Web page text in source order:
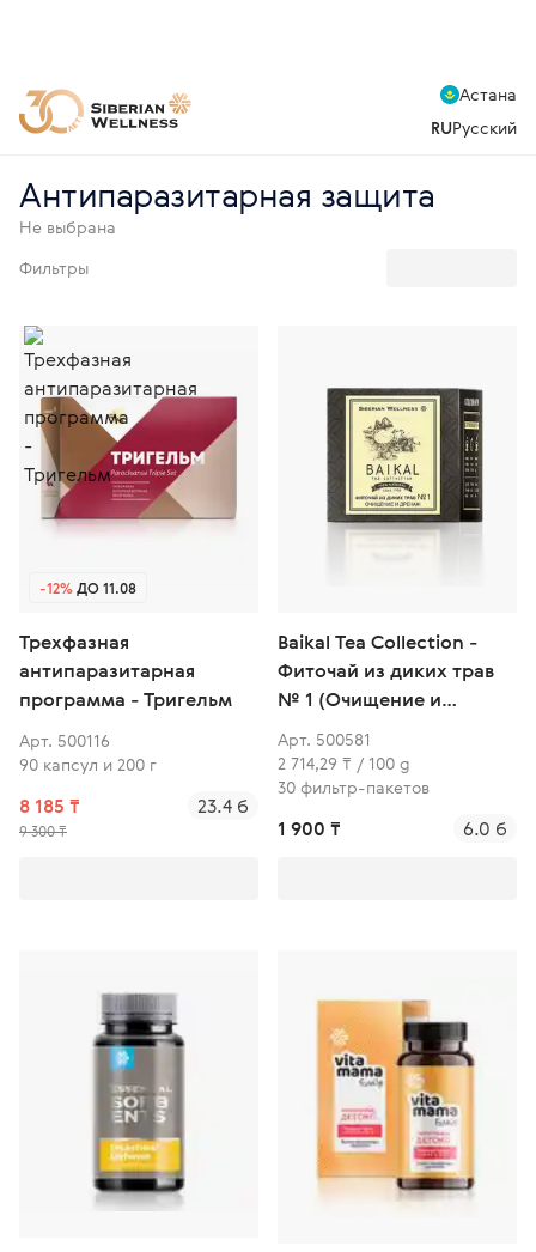
Астана
RUРусский
Антипаразитарная защита
Не выбрана
Фильтры
-12%ДО 11.08
Трехфазная
антипаразитарная
программа - Тригельм
Арт. 500116
90 капсул и 200 г
8 185 ₸
9 300 ₸
23.4 б
Baikal Tea Collection -
Фиточай из диких трав
№ 1 (Очищение и
дренаж)
Арт. 500581
2 714,29 ₸ / 100 g
30 фильтр-пакетов
1 900 ₸ 6.0 б